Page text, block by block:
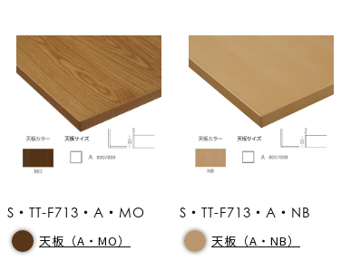
S・TT-F713・A・MO
天板（A・MO）
S・TT-F713・A・NB
天板（A・NB）